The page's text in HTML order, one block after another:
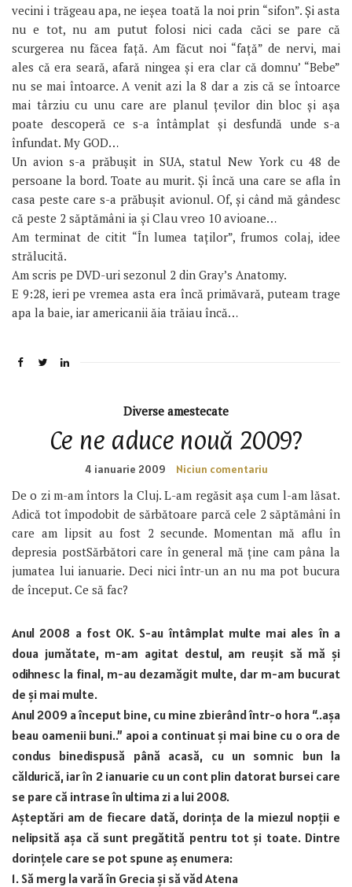
vecini i trăgeau apa, ne ieșea toată la noi prin “sifon”. Și asta
nu e tot, nu am putut folosi nici cada căci se pare că
scurgerea nu făcea față. Am făcut noi “față” de nervi, mai
ales că era seară, afară ningea și era clar că domnu’ “Bebe”
nu se mai întoarce. A venit azi la 8 dar a zis că se întoarce
mai târziu cu unu care are planul țevilor din bloc și așa
poate descoperă ce s-a întâmplat și desfundă unde s-a
înfundat. My GOD…
Un avion s-a prăbușit in SUA, statul New York cu 48 de
persoane la bord. Toate au murit. Și încă una care se afla în
casa peste care s-a prăbușit avionul. Of, și când mă gândesc
că peste 2 săptămâni ia și Clau vreo 10 avioane…
Am terminat de citit “În lumea taților”, frumos colaj, idee
strălucită.
Am scris pe DVD-uri sezonul 2 din Gray’s Anatomy.
E 9:28, ieri pe vremea asta era încă primăvară, puteam trage
apa la baie, iar americanii ăia trăiau încă…
Diverse amestecate
Ce ne aduce nouă 2009?
4 ianuarie 2009 Niciun comentariu
De o zi m-am întors la Cluj. L-am regăsit așa cum l-am lăsat.
Adică tot împodobit de sărbătoare parcă cele 2 săptămâni în
care am lipsit au fost 2 secunde. Momentan mă aflu în
depresia postSărbători care în general mă ține cam pâna la
jumatea lui ianuarie. Deci nici într-un an nu ma pot bucura
de început. Ce să fac?
Anul 2008 a fost OK. S-au întâmplat multe mai ales în a
doua jumătate, m-am agitat destul, am reușit să mă și
odihnesc la final, m-au dezamăgit multe, dar m-am bucurat
de și mai multe.
Anul 2009 a început bine, cu mine zbierând într-o hora “..așa
beau oamenii buni..” apoi a continuat și mai bine cu o ora de
condus binedispusă până acasă, cu un somnic bun la
căldurică, iar în 2 ianuarie cu un cont plin datorat bursei care
se pare că intrase în ultima zi a lui 2008.
Așteptări am de fiecare dată, dorința de la miezul nopții e
nelipsită așa că sunt pregătită pentru tot și toate. Dintre
dorințele care se pot spune aș enumera:
1. Să merg la vară în Grecia și să văd Atena